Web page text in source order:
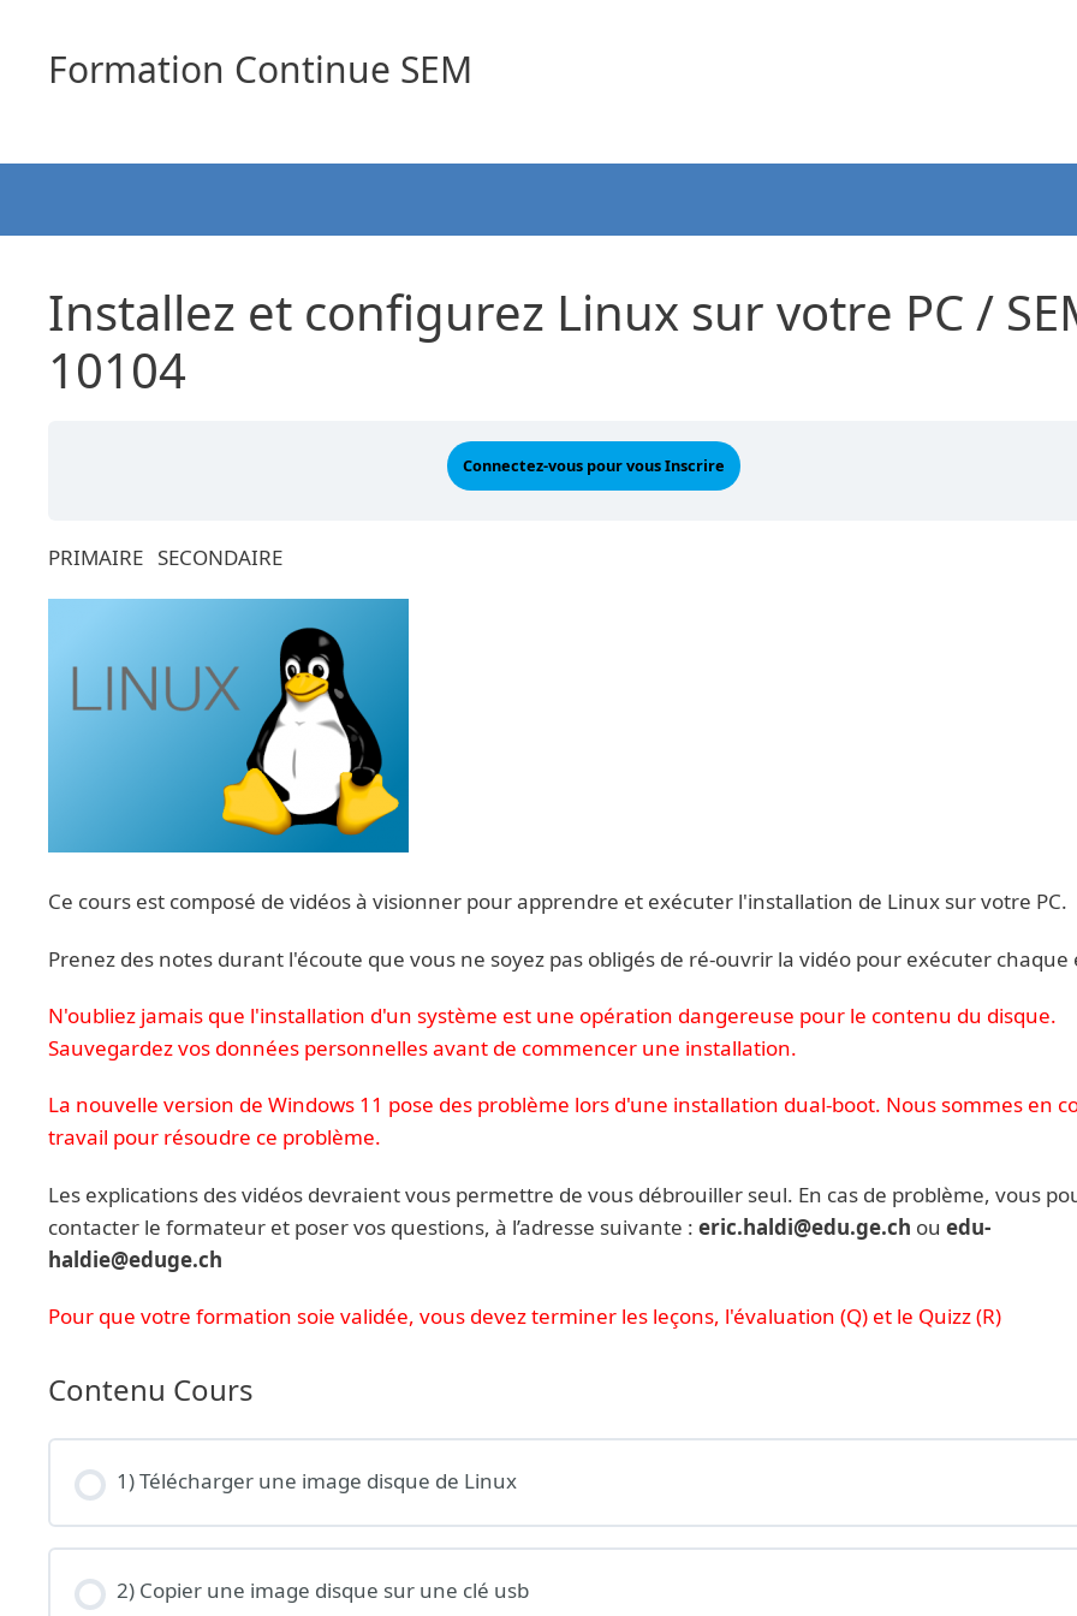
contenuFormation Continue SEM
Installez et configurez Linux sur votre PC /
10104
Connectez-vous pour vous Inscrire
PRIMAIRE SECONDAIRE
Ce cours est composé de vidéos à visionner pour apprendre et exécuter l'installation de Linux sur votre PC.
Prenez des notes durant l'écoute que vous ne soyez pas obligés de ré-ouvrir la vidéo pour exécuter chaque
N'oubliez jamais que l'installation d'un système est une opération dangereuse pour le contenu du disque.
Sauvegardez vos données personnelles avant de commencer une installation.
La nouvelle version de Windows 11 pose des problème lors d'une installation dual-boot. Nous sommes en
travail pour résoudre ce problème.
Les explications des vidéos devraient vous permettre de vous débrouiller seul. En cas de problème, vous
contacter le formateur et poser vos questions, à l’adresse suivante : eric.haldi@edu.ge.ch ou edu-
haldie@eduge.ch
Pour que votre formation soie validée, vous devez terminer les leçons, l'évaluation (Q) et le Quizz (R)
Contenu Cours
1) Télécharger une image disque de Linux
2) Copier une image disque sur une clé usb